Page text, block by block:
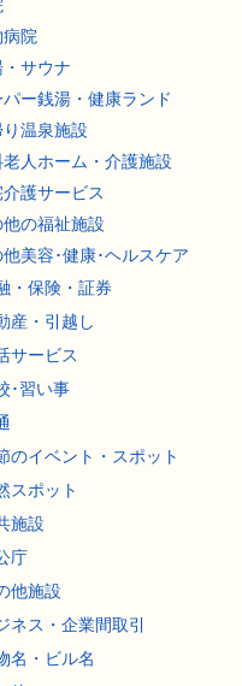
院
サウナ
パー銭湯・健康ランド
り温泉施設
人ホーム・介護施設
護サービス
他の福祉施設
他美容･健康･ヘルスケア
・保険・証券
産・引越し
サービス
･習い事
のイベント・スポット
スポット
施設
庁
他施設
ネス・企業間取引
名・ビル名